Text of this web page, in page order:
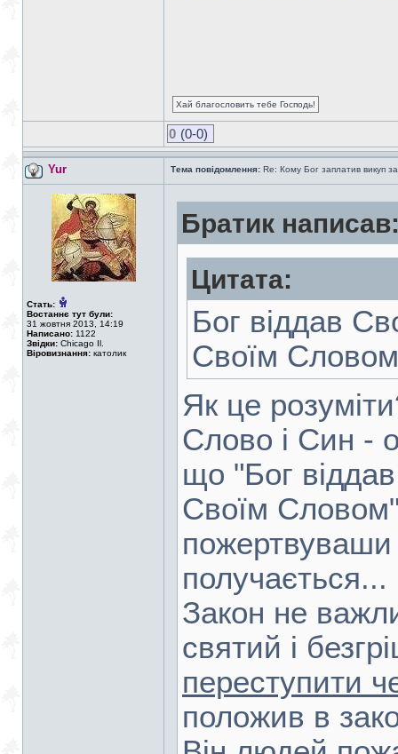
Хай благословить тебе Господь!
0 (0-0)
Yur Тема повідомлення: Re: Кому Бог заплатив викуп
Стать:
Востаннє тут були:
31 жовтня 2013, 14:19
Написано: 1122
Звідки: Chicago Il.
Віровизнання: католик
Братик
Цитата:
Бог віддав
Своїм Словом
Як це
Слово і Син -
що "Бог
Своїм
получається...
Закон не
святий і
переступити
положив в